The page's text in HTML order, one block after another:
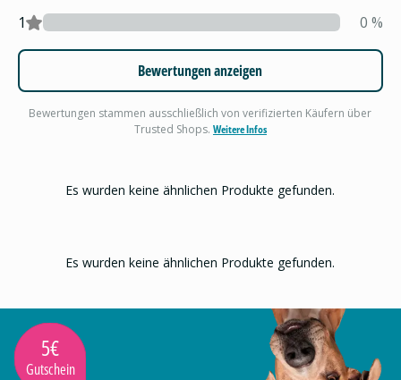
1 0 %
Bewertungen anzeigen
Bewertungen stammen ausschließlich von verifizierten Käufern über
Trusted Shops. Weitere Infos
Es wurden keine ähnlichen Produkte gefunden.
Es wurden keine ähnlichen Produkte gefunden.
5€
Gutschein